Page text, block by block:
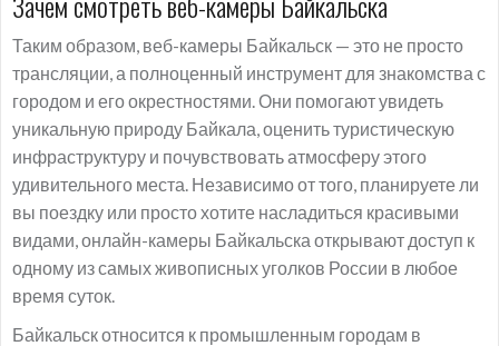
Таким образом, веб-камеры Байкальск — это не просто
трансляции, а полноценный инструмент для знакомства с
городом и его окрестностями. Они помогают увидеть
уникальную природу Байкала, оценить туристическую
инфраструктуру и почувствовать атмосферу этого
удивительного места. Независимо от того, планируете ли
вы поездку или просто хотите насладиться красивыми
видами, онлайн-камеры Байкальска открывают доступ к
одному из самых живописных уголков России в любое
время суток.
Байкальск относится к промышленным городам в